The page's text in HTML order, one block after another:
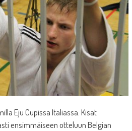
Eju Cupissa Italiassa. Kisat
ensimmäiseen otteluun Belgian